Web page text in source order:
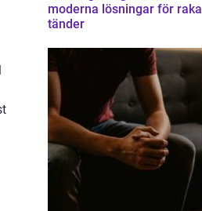
moderna lösningar för raka
tänder